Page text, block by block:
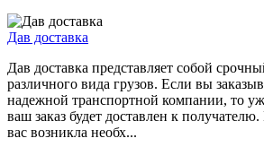
Дав доставка
Дав доставка представляет собой
различного вида грузов. Если вы
надежной транспортной компании, то
ваш заказ будет доставлен к
вас возникла необх...